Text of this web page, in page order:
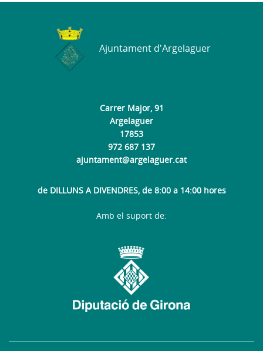
Carrer Major, 91
Argelaguer
17853
972 687 137
ajuntament@argelaguer.cat
de DILLUNS A DIVENDRES, de 8:00 a 14:00 hores
Ajuntament d'Argelaguer
Amb el suport de: